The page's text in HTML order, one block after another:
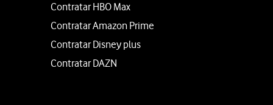
Contratar HBO Max
Contratar Amazon Prime
Contratar Disney plus
Contratar DAZN